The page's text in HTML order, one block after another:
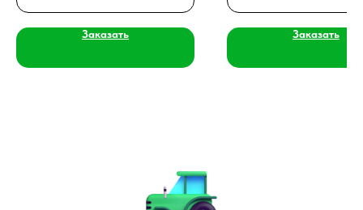
Заказать Заказать